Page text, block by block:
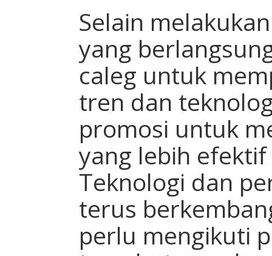
Selain
yang
caleg untuk
tren dan
promosi untuk
yang lebih
Teknologi dan
terus
perlu mengikuti